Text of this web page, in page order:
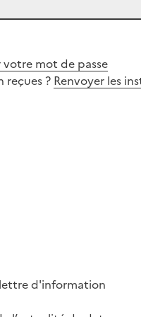
votre mot de passe
? Renvoyer les
d'information